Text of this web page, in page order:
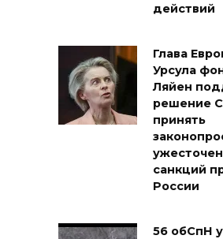
действий
Глава
Урсула
Ляйен
решение
принять
санкций
России
56 обСпН